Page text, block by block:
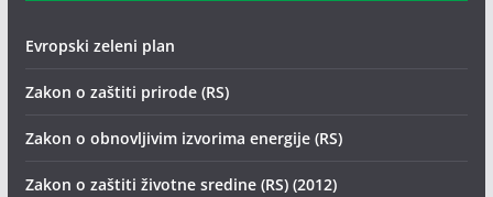
Evropski zeleni plan
Zakon o zaštiti prirode (RS)
Zakon o obnovljivim izvorima energije (RS)
Zakon o zaštiti životne sredine (RS) (2012)